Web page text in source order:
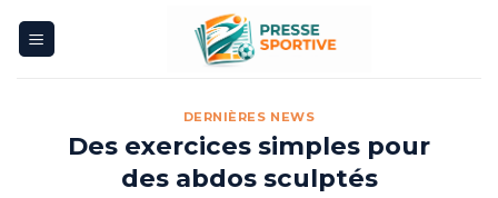
DERNIÈRES NEWS
Des exercices simples pour
des abdos sculptés